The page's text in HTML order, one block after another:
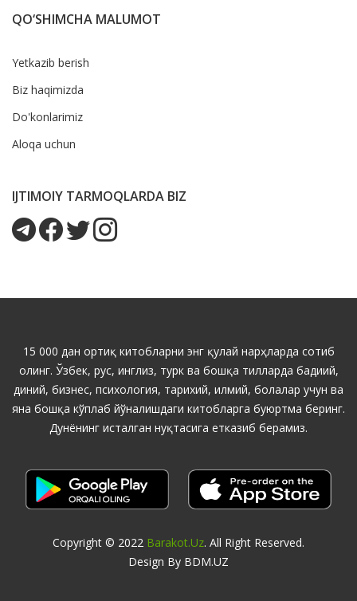
QO‘SHIMCHA MALUMOT
Yetkazib berish
Biz haqimizda
Do'konlarimiz
Aloqa uchun
IJTIMOIY TARMOQLARDA BIZ
15 000 дан ортиқ китобларни энг қулай нарҳларда сотиб
олинг. Ўзбек, рус, инглиз, турк ва бошқа тилларда бадиий,
диний, бизнес, психология, тарихий, илмий, болалар учун ва
яна бошқа кўплаб йўналишдаги китобларга буюртма беринг.
Дунёнинг исталган нуқтасига етказиб берамиз.
Copyright © 2022 Barakot.uz. All Right Reserved.
Design By BDM.UZ